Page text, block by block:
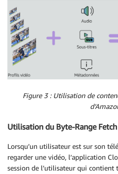
Figure 3 : Utilisation de
Utilisation du Byte-Range Fetch
Lorsqu’un utilisateur est sur son
regarder une vidéo, l’application
session de l’utilisateur qui contient